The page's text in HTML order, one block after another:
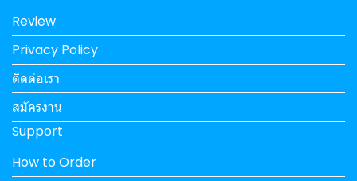
Review
Privacy Policy
ติดต่อเรา
สมัครงาน
Support
How to Order